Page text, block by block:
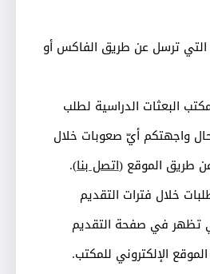
التي ترسل عن طريق الفاكس أو
البعثات الدراسية لطلب
واجهتكم أيّ صعوبات خلال
طريق الموقع
(اتصل بنا)
.
خلال فترات التقديم
تظهر في صفحة التقديم
الإلكتروني للمكتب.